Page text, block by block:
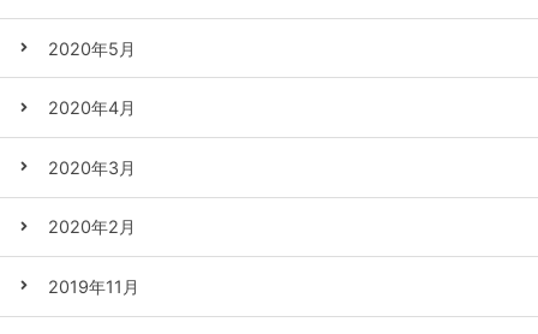
2020年5月
2020年4月
2020年3月
2020年2月
2019年11月